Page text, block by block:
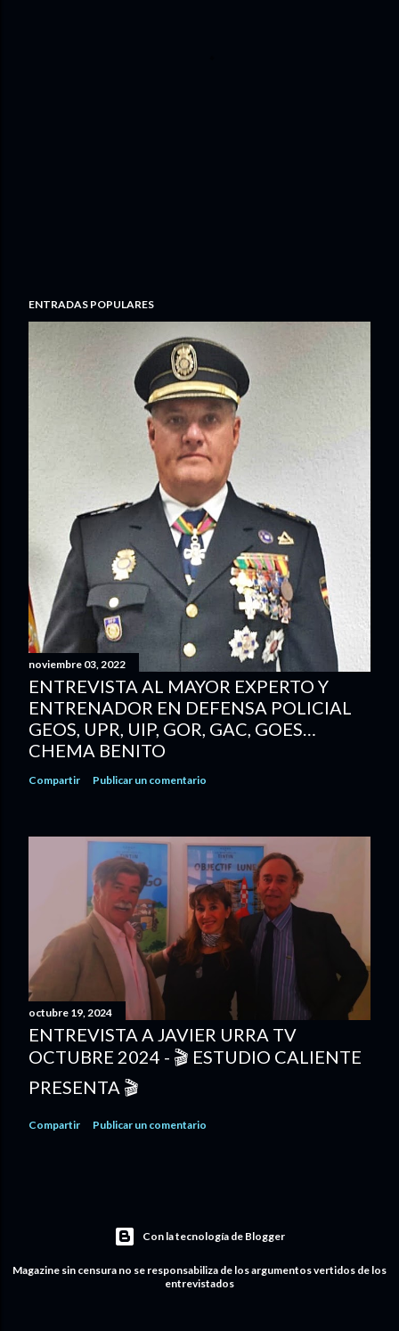
ENTRADAS POPULARES
noviembre 03, 2022
ENTREVISTA AL MAYOR EXPERTO Y
ENTRENADOR EN DEFENSA POLICIAL
GEOS, UPR, UIP, GOR, GAC, GOES…
CHEMA BENITO
Compartir Publicar un comentario
octubre 19, 2024
ENTREVISTA A JAVIER URRA TV
OCTUBRE 2024 - 🎬 ESTUDIO CALIENTE
PRESENTA 🎬
Compartir Publicar un comentario
Con la tecnología de Blogger
Magazine sin censura no se responsabiliza de los argumentos vertidos de los
entrevistados